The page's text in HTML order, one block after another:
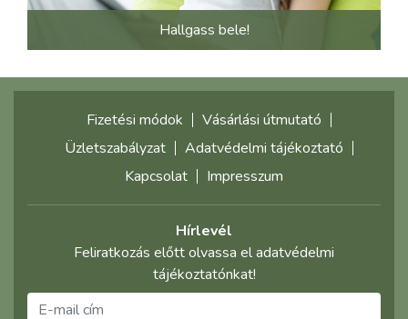
Hallgass bele!
Fizetési módok
Vásárlási útmutató
Üzletszabályzat
Adatvédelmi tájékoztató
Kapcsolat
Impresszum
Hírlevél
Feliratkozás előtt olvassa el adatvédelmi
tájékoztatónkat!